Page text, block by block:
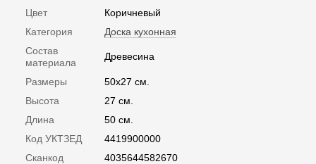
Цвет
Коричневый
Категория
Доска кухонная
Состав
материала
Древесина
Размеры
50х27 см.
Высота
27 см.
Длина
50 см.
Код УКТЗЕД
4419900000
Сканкод
4035644582670